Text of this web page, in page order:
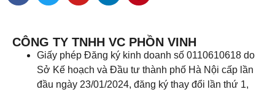
CÔNG TY TNHH VC PHỒN VINH
Giấy phép Đăng ký kinh doanh số 0110610618 do
Sở Kế hoạch và Đầu tư thành phố Hà Nội cấp lần
đầu ngày 23/01/2024, đăng ký thay đổi lần thứ 1,